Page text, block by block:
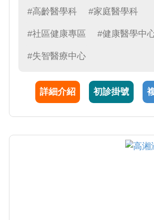
院取得台灣老年醫學會之專科醫師
優良獎榮譽。林醫師並擔任台灣老
醫學會委員，積極參與各項老人照
#高齡醫學科 #家庭醫學科
#社區健康專區 #健康醫學中
#失智醫療中心
詳細介紹 初診掛號